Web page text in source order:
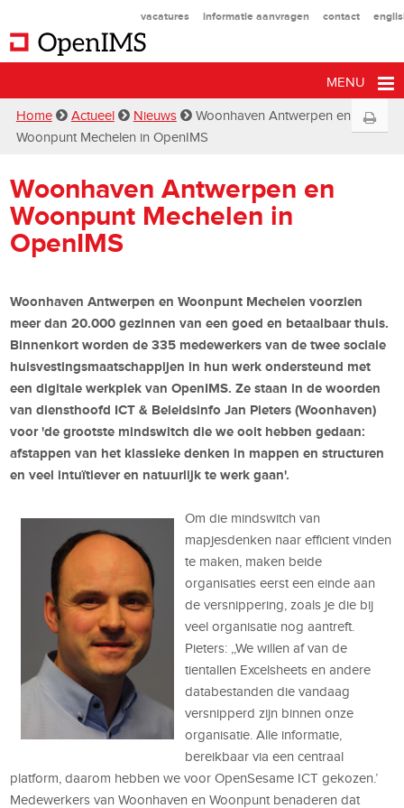
vacatures informatie aanvragen contact
MENU
Home Actueel Nieuws
Woonhaven Antwerpen en
Woonpunt Mechelen in OpenIMS
Woonhaven Antwerpen en
Woonpunt Mechelen in
OpenIMS
Woonhaven Antwerpen en Woonpunt Mechelen voorzien
meer dan 20.000 gezinnen van een goed en betaalbaar thuis.
Binnenkort worden de 335 medewerkers van de twee sociale
huisvestingsmaatschappijen in hun werk ondersteund met
een digitale werkplek van OpenIMS. Ze staan in de woorden
van diensthoofd ICT & Beleidsinfo Jan Pieters (Woonhaven)
voor 'de grootste mindswitch die we ooit hebben gedaan:
afstappen van het klassieke denken in mappen en structuren
en veel intuïtiever en natuurlijk te werk gaan'.
Om die mindswitch van
mapjesdenken naar efficient vinden
te maken, maken beide
organisaties eerst een einde aan
de versnippering, zoals je die bij
veel organisatie nog aantreft.
Pieters: ,,We willen af van de
tientallen Excelsheets en andere
databestanden die vandaag
versnipperd zijn binnen onze
organisatie. Alle informatie,
bereikbaar via een centraal
platform, daarom hebben we voor OpenSesame ICT gekozen.’
Medewerkers van Woonhaven en Woonpunt benaderen dat